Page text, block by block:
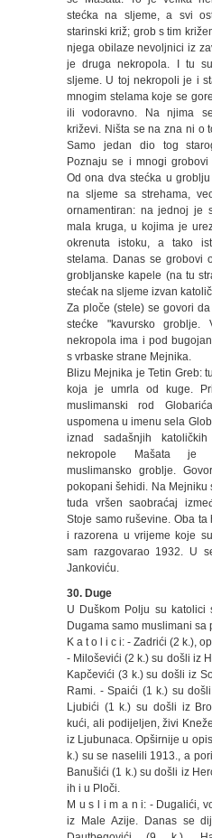
stećka na sljeme, a svi
starinski križ; grob s tim
njega obilaze nevoljnici iz
je druga nekropola. I tu
sljeme. U toj nekropoli je i
mnogim stelama koje se
ili vodoravno. Na njima
križevi. Ništa se na zna ni o
Samo jedan dio tog
Poznaju se i mnogi
Od ona dva stećka u
na sljeme sa strehama,
ornamentiran: na jednoj je
mala kruga, u kojima je
okrenuta istoku, a tako
stelama. Danas se grobovi
grobljanske kapele (na tu
stećak na sljeme izvan
Za ploče (stele) se govori
stećke "kavursko groblje.
nekropola ima i pod
s vrbaske strane Mejnika.
Blizu Mejnika je Tetin Greb:
koja je umrla od kuge.
muslimanski rod
uspomena u imenu sela
iznad sadašnjih
nekropole Mašata je
muslimansko groblje.
pokopani šehidi. Na Mejniku
tuda vršen saobraćaj
Stoje samo ruševine. Oba
i razorena u vrijeme koje
sam razgovarao 1932. U
Jankoviću.
30. Duge
U Duškom Polju su katolici
Dugama samo muslimani sa
K a t o l i c i: - Zadrići (2 k.),
- Miloševići (2 k.) su došli iz
Kapčevići (3 k.) su došli iz
Rami. - Spaići (1 k.) su
Ljubići (1 k.) su došli iz
kući, ali podijeljen, živi
iz Ljubunaca. Opširnije u
k.) su se naselili 1913., a
Banušići (1 k.) su došli iz
ih i u Ploči.
M u s l i m a n i: - Dugalići,
iz Male Azije. Danas se